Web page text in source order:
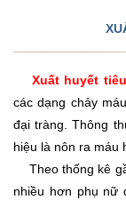
Xuất huyết
các dạng chảy
đại tràng. Thông
hiệu là nôn ra máu
Theo thống kê
nhiều hơn phụ nữ